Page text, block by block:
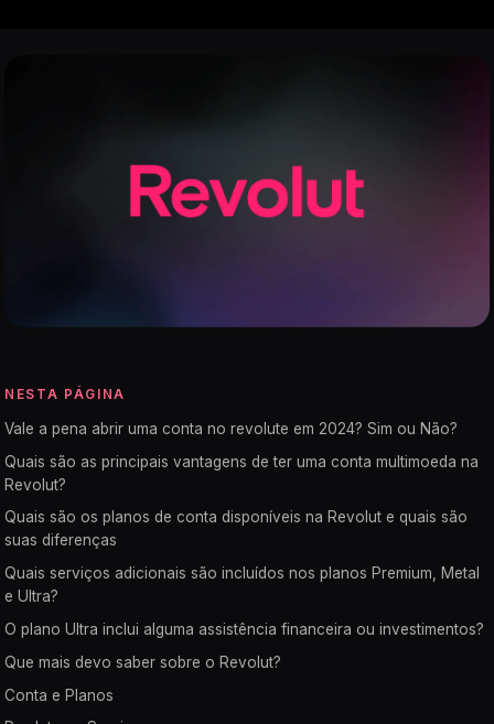
NESTA PÁGINA
Vale a pena abrir uma conta no revolute em 2024? Sim ou Não?
Quais são as principais vantagens de ter uma conta multimoeda na
Revolut?
Quais são os planos de conta disponíveis na Revolut e quais são
suas diferenças
Quais serviços adicionais são incluídos nos planos Premium, Metal
e Ultra?
O plano Ultra inclui alguma assistência financeira ou investimentos?
Que mais devo saber sobre o Revolut?
Conta e Planos